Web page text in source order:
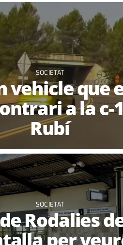
SOCIETAT
vehicle que
a la c-
Rubí
SOCIETAT
Rodalies
per